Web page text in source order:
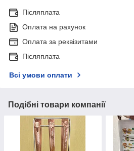
Післяплата
Оплата на рахунок
Оплата за реквізитами
Післяплата
Всі умови оплати
Подібні товари компанії